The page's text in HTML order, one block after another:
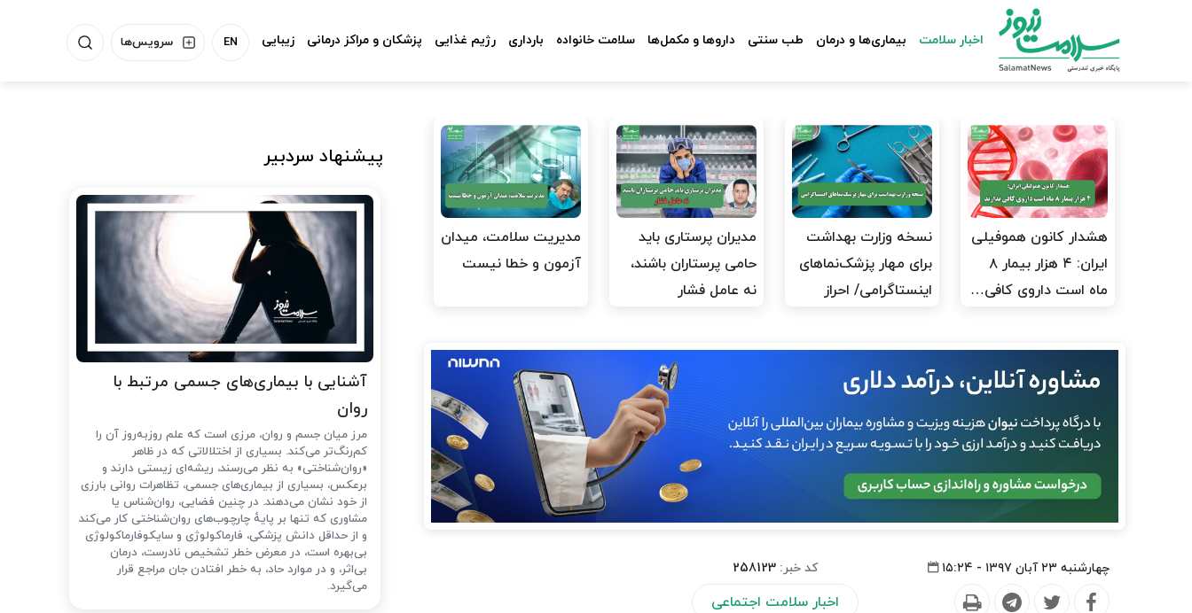
سرویس‌ها EN اخبار سلامت بیماری‌ها و درمان طب سنتی داروها و مکمل‌ها سلامت خانواده بارداری رژیم غذایی پزشکان و مراکز درمانی زیبایی
هشدار کانون هموفیلی
ایران: ۴ هزار بیمار ۸
ماه است داروی کافی…
نسخه وزارت بهداشت
برای مهار پزشک‌نماهای
اینستاگرامی/ احراز
مدیران پرستاری باید
حامی پرستاران باشند،
نه عامل فشار
مدیریت سلامت، میدان
آزمون و خطا نیست
چهارشنبه ۲۳ آبان ۱۳۹۷ - ۱۵:۲۴ کد خبر:258123
اخبار سلامت اجتماعی
پیشنهاد سردبیر
آشنایی با بیماری‌های جسمی مرتبط با
روان
مرز میان جسم و روان، مرزی است که علم روزبه‌روز آن را
کم‌رنگ‌تر می‌کند. بسیاری از اختلالاتی که در ظاهر
«روان‌شناختی» به نظر می‌رسند، ریشه‌ای زیستی دارند و
برعکس، بسیاری از بیماری‌های جسمی، تظاهرات روانی بارزی
از خود نشان می‌دهند. در چنین فضایی، روان‌شناس یا
مشاوری که تنها بر پایهٔ چارچوب‌های روان‌شناختی کار می‌کند
و از حداقل دانش پزشکی، فارماکولوژی و سایکوفارماکولوژی
بی‌بهره است، در معرض خطر تشخیص نادرست، درمان
بی‌اثر، و در موارد حاد، به خطر افتادن جان مراجع قرار
می‌گیرد.